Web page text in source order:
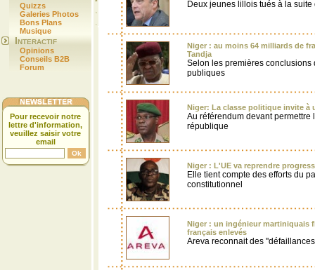
Quizzs
Galeries Photos
Bons Plans
Musique
Interactif
Opinions
Conseils B2B
Forum
Pour recevoir notre
lettre d'information,
veuillez saisir votre
email
Deux jeunes lillois tués à la
Niger : au moins 64 milliards de
Tandja
Selon les premières conclusions
publiques
Niger: La classe politique invite à
Au référendum devant permettre
république
Niger : L'UE va reprendre
Elle tient compte des efforts du
constitutionnel
Niger : un ingénieur martiniquais
français enlevés
Areva reconnait des